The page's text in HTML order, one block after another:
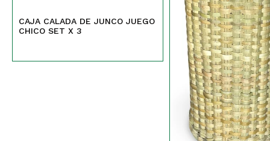
CAJA CALADA DE JUNCO JUEGO
CHICO SET X 3